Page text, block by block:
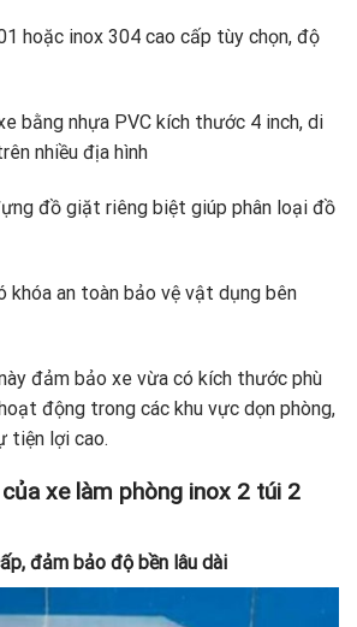
hoặc inox 304 cao cấp tùy chọn, độ
bằng nhựa PVC kích thước 4 inch, di
nhiều địa hình
đồ giặt riêng biệt giúp phân loại đồ
khóa an toàn bảo vệ vật dụng bên
đảm bảo xe vừa có kích thước phù
động trong các khu vực dọn phòng,
tiện lợi cao.
xe làm phòng inox 2 túi 2
đảm bảo độ bền lâu dài